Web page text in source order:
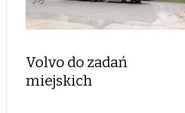
Volvo do zadań
miejskich